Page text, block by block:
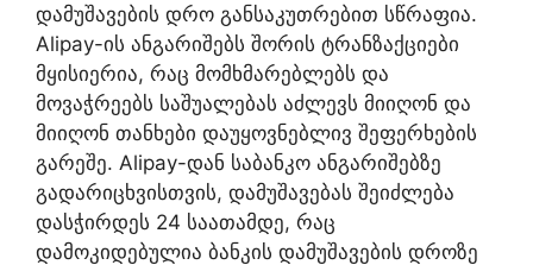
დამუშავების დრო განსაკუთრებით სწრაფია.
Alipay-ის ანგარიშებს შორის ტრანზაქციები
მყისიერია, რაც მომხმარებლებს და
მოვაჭრეებს საშუალებას აძლევს მიიღონ და
მიიღონ თანხები დაუყოვნებლივ შეფერხების
გარეშე. Alipay-დან საბანკო ანგარიშებზე
გადარიცხვისთვის, დამუშავებას შეიძლება
დასჭირდეს 24 საათამდე, რაც
დამოკიდებულია ბანკის დამუშავების დროზე